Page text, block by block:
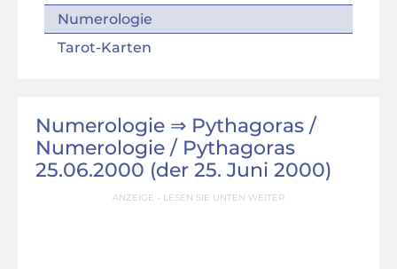
Numerologie
Tarot-Karten
Numerologie ⇒ Pythagoras /
Numerologie / Pythagoras
25.06.2000 (der 25. Juni 2000)
ANZEIGE - LESEN SIE UNTEN WEITER